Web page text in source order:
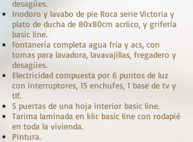
desagües.
Inodoro y lavabo de pie Roca serie Victoria y
plato de ducha de 80x80cm acrlico, y grifería
basic line.
fontanería completa agua fria y acs, con
tomas para lavadora, lavavajillas, fregadero y
desagües.
Electricidad compuesta por 6 puntos de luz
con interruptores, 15 enchufes, 1 base de tv y
tlf.
5 puertas de una hoja interior basic line.
Tarima laminada en klic basic line con rodapié
en toda la vivienda.
Pintura.